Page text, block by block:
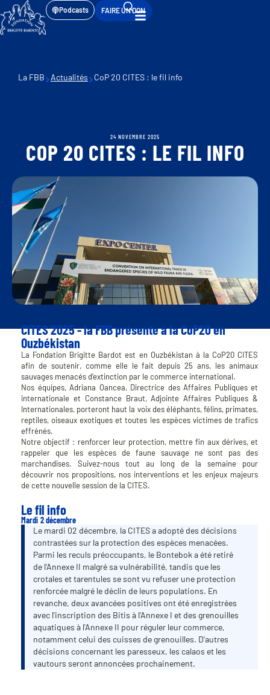
Podcasts FAIRE UN DON
La FBB Actualités CoP 20 CITES : le fil info
24 NOVEMBRE 2025
COP 20 CITES : LE FIL INFO
CITES 2025 - la FBB présente à la CoP20 en
Ouzbékistan
La Fondation Brigitte Bardot est en Ouzbékistan à la CoP20 CITES
afin de soutenir, comme elle le fait depuis 25 ans, les animaux
sauvages menacés d’extinction par le commerce international.
Nos équipes, Adriana Oancea, Directrice des Affaires Publiques et
internationale et Constance Braut, Adjointe Affaires Publiques &
Internationales, porteront haut la voix des éléphants, félins, primates,
reptiles, oiseaux exotiques et toutes les espèces victimes de trafics
effrénés.
Notre objectif : renforcer leur protection, mettre fin aux dérives, et
rappeler que les espèces de faune sauvage ne sont pas des
marchandises. Suivez-nous tout au long de la semaine pour
découvrir nos propositions, nos interventions et les enjeux majeurs
de cette nouvelle session de la CITES.
Le fil info
Mardi 2 décembre
Le mardi 02 décembre, la CITES a adopté des décisions
contrastées sur la protection des espèces menacées.
Parmi les reculs préoccupants, le Bontebok a été retiré
de l'Annexe II malgré sa vulnérabilité, tandis que les
crotales et tarentules se sont vu refuser une protection
renforcée malgré le déclin de leurs populations. En
revanche, deux avancées positives ont été enregistrées
avec l'inscription des Bitis à l'Annexe I et des grenouilles
aquatiques à l'Annexe II pour réguler leur commerce,
notamment celui des cuisses de grenouilles. D'autres
décisions concernant les paresseux, les calaos et les
vautours seront annoncées prochainement.